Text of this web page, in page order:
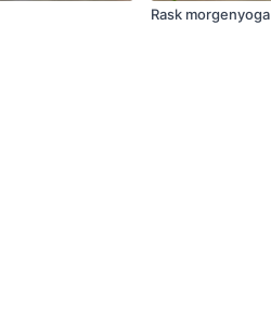
Rask morgenyoga